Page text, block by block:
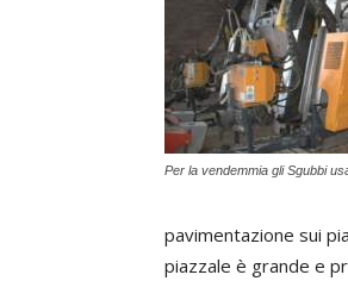
Per la vendemmia gli Sgubbi
pavimentazione sui
piazzale è grande e